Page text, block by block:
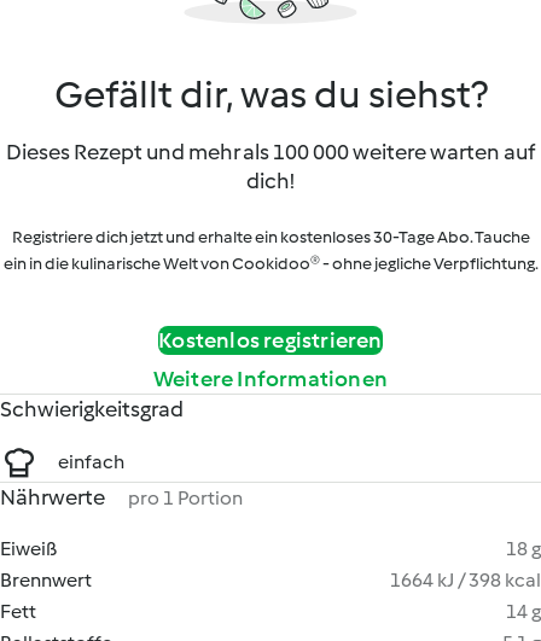
Gefällt dir, was du siehst?
Dieses Rezept und mehr als 100 000 weitere warten auf
dich!
Registriere dich jetzt und erhalte ein kostenloses 30-Tage Abo. Tauche
ein in die kulinarische Welt von Cookidoo® - ohne jegliche Verpflichtung.
Kostenlos registrieren
Weitere Informationen
Schwierigkeitsgrad
einfach
Nährwerte pro 1 Portion
Eiweiß
18 g
Brennwert
1664 kJ / 398 kcal
Fett
14 g